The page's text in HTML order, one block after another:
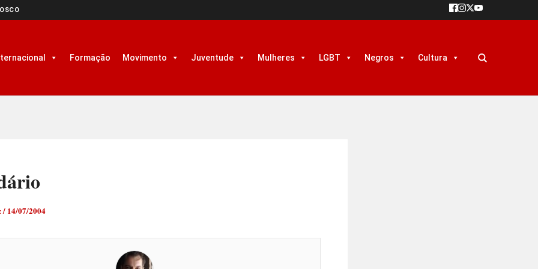
Formação Movimento Juventude Mulheres LGBT Negros Cultura
/ 14/07/2004